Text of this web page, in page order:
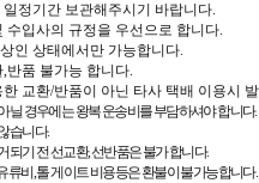
정기간 보관해주시기 바랍니다.
수입사의 규정을 우선으로 합니다.
인 상태에서만 가능합니다.
,반품 불가능 합니다.
한 교환/반품이 아닌 타사 택배 이용시
닐 경우에는 왕복 운송비를 부담하셔야 합니다.
습니다.
되기 전 선교환, 선반품은 불가 합니다.
류비, 톨 게이트 비용등은 환불이 불가능합니다.